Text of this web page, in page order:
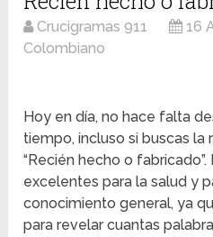
Crucigramas 911 16
Colombiano
Hoy en día, no hace falta
tiempo, incluso si buscas la
“Recién hecho o
excelentes para la salud y
conocimiento general, ya
para revelar cuantas